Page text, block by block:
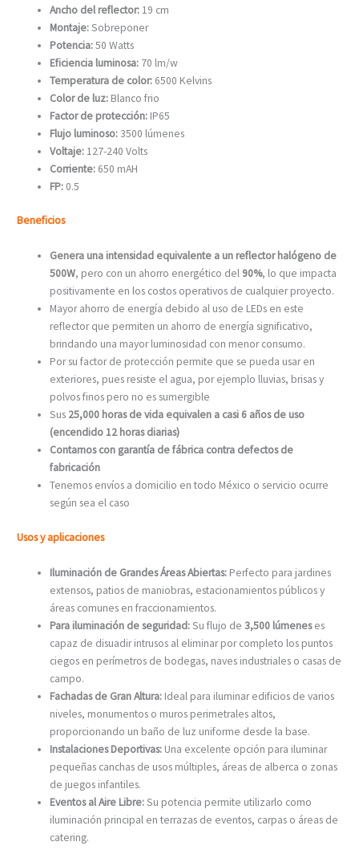
Ancho del reflector: 19 cm
Montaje:Sobreponer
Potencia:50 Watts
Eficiencia luminosa: 70 lm/w
Temperatura de color: 6500 Kelvins
Color de luz: Blanco frio
Factor de protección: IP65
Flujo luminoso:3500 lúmenes
Voltaje: 127-240 Volts
Corriente: 650 mAH
FP: 0.5
Beneficios
Genera una intensidad equivalente a un reflector halógeno de
500W, pero con un ahorro energético del 90%, lo que impacta
positivamente en los costos operativos de cualquier proyecto.
Mayor ahorro de energía debido al uso de LEDs en este
reflector que permiten un ahorro de energía significativo,
brindando una mayor luminosidad con menor consumo.
Por su factor de protección permite que se pueda usar en
exteriores, pues resiste el agua, por ejemplo lluvias, brisas y
polvos finos pero no es sumergible
Sus 25,000 horas de vida equivalen a casi 6 años de uso
(encendido 12 horas diarias)
Contamos con garantía de fábrica contra defectos de
fabricación
Tenemos envíos a domicilio en todo México o servicio ocurre
según sea el caso
Usos y aplicaciones
Iluminación de Grandes Áreas Abiertas: Perfecto para jardines
extensos, patios de maniobras, estacionamientos públicos y
áreas comunes en fraccionamientos.
Para iluminación de seguridad:Su flujo de3,500 lúmeneses
capaz de disuadir intrusos al eliminar por completo los puntos
ciegos en perímetros de bodegas, naves industriales o casas de
campo.
Fachadas de Gran Altura: Ideal para iluminar edificios de varios
niveles, monumentos o muros perimetrales altos,
proporcionando un baño de luz uniforme desde la base.
Instalaciones Deportivas: Una excelente opción para iluminar
pequeñas canchas de usos múltiples, áreas de alberca o zonas
de juegos infantiles.
Eventos al Aire Libre:Su potencia permite utilizarlo como
iluminación principal en terrazas de eventos, carpas o áreas de
catering.